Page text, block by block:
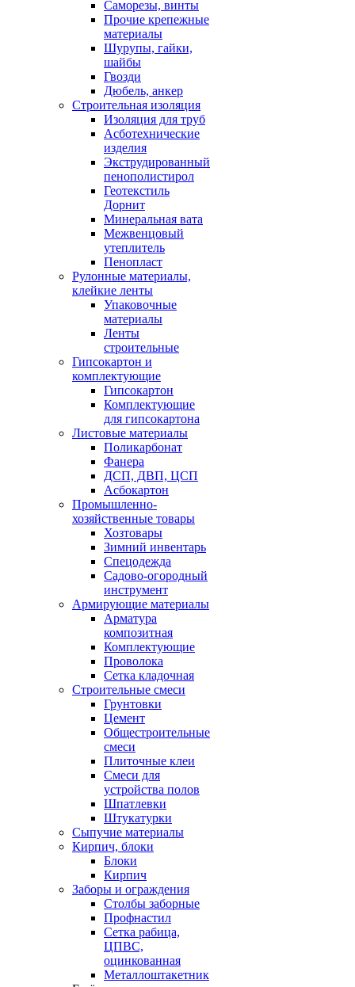
Саморезы, винты
Прочие крепежные
материалы
Шурупы, гайки,
шайбы
Гвозди
Дюбель, анкер
Строительная изоляция
Изоляция для труб
Асботехнические
изделия
Экструдированный
пенополистирол
Геотекстиль
Дорнит
Минеральная вата
Межвенцовый
утеплитель
Пенопласт
Рулонные материалы,
клейкие ленты
Упаковочные
материалы
Ленты
строительные
Гипсокартон и
комплектующие
Гипсокартон
Комплектующие
для гипсокартона
Листовые материалы
Поликарбонат
Фанера
ДСП, ДВП, ЦСП
Асбокартон
Промышленно-
хозяйственные товары
Хозтовары
Зимний инвентарь
Спецодежда
Садово-огородный
инструмент
Армирующие материалы
Арматура
композитная
Комплектующие
Проволока
Сетка кладочная
Строительные смеси
Грунтовки
Цемент
Общестроительные
смеси
Плиточные клеи
Смеси для
устройства полов
Шпатлевки
Штукатурки
Сыпучие материалы
Кирпич, блоки
Блоки
Кирпич
Заборы и ограждения
Столбы заборные
Профнастил
Сетка рабица,
ЦПВС,
оцинкованная
Металлоштакетник